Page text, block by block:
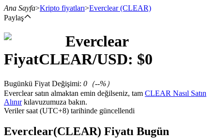
Ana Sayfa>Kripto fiyatları>Everclear (CLEAR)
Paylaş
Everclear
FiyatCLEAR/USD: $0
Bugünkü Fiyat Değişimi: 0 （--%）
Everclear satın almaktan emin değilseniz, tam CLEAR Nasıl Satın
Alınırkılavuzumuza bakın.
Veriler saat (UTC+8) tarihinde güncellendi
Everclear(CLEAR) Fiyatı Bugün